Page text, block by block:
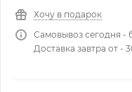
Хочу в подарок
Самовывоз сегодня -
Доставка завтра от -